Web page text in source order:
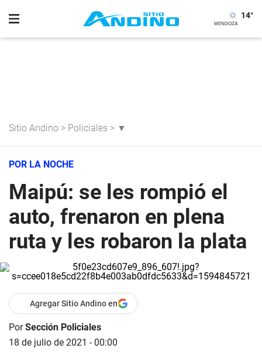
14°
Sitio Andino > Policiales > ▼
POR LA NOCHE
Maipú: se les rompió el
auto, frenaron en plena
ruta y les robaron la plata
Agregar Sitio Andino en
PorSección Policiales
18 de julio de 2021 - 00:00